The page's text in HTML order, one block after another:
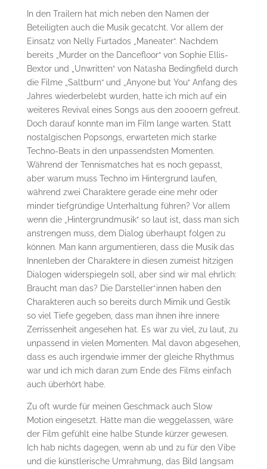
In den Trailern hat mich neben den Namen der
Beteiligten auch die Musik gecatcht. Vor allem der
Einsatz von Nelly Furtados „Maneater“. Nachdem
bereits „Murder on the Dancefloor“ von Sophie Ellis-
Bextor und „Unwritten“ von Natasha Bedingfield durch
die Filme „Saltburn“ und „Anyone but You“ Anfang des
Jahres wiederbelebt wurden, hatte ich mich auf ein
weiteres Revival eines Songs aus den 2000ern gefreut.
Doch darauf konnte man im Film lange warten. Statt
nostalgischen Popsongs, erwarteten mich starke
Techno-Beats in den unpassendsten Momenten.
Während der Tennismatches hat es noch gepasst,
aber warum muss Techno im Hintergrund laufen,
während zwei Charaktere gerade eine mehr oder
minder tiefgründige Unterhaltung führen? Vor allem
wenn die „Hintergrundmusik“ so laut ist, dass man sich
anstrengen muss, dem Dialog überhaupt folgen zu
können. Man kann argumentieren, dass die Musik das
Innenleben der Charaktere in diesen zumeist hitzigen
Dialogen widerspiegeln soll, aber sind wir mal ehrlich:
Braucht man das? Die Darsteller*innen haben den
Charakteren auch so bereits durch Mimik und Gestik
so viel Tiefe gegeben, dass man ihnen ihre innere
Zerrissenheit angesehen hat. Es war zu viel, zu laut, zu
unpassend in vielen Momenten. Mal davon abgesehen,
dass es auch irgendwie immer der gleiche Rhythmus
war und ich mich daran zum Ende des Films einfach
auch überhört habe.
Zu oft wurde für meinen Geschmack auch Slow
Motion eingesetzt. Hätte man die weggelassen, wäre
der Film gefühlt eine halbe Stunde kürzer gewesen.
Ich hab nichts dagegen, wenn ab und zu für den Vibe
und die künstlerische Umrahmung, das Bild langsam